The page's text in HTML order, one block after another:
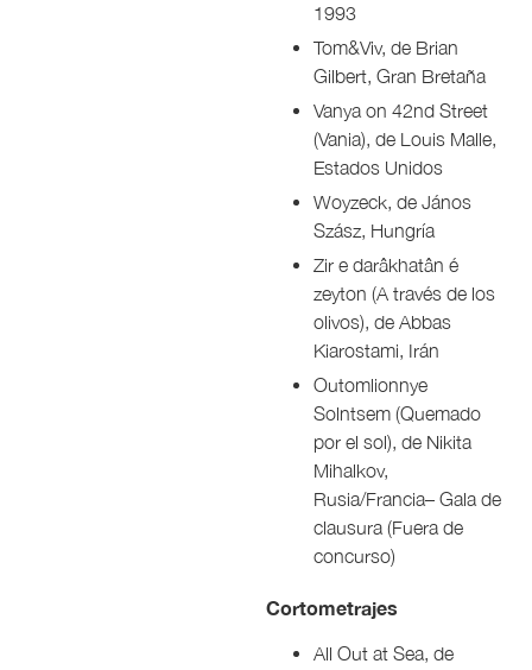
1993
Tom&Viv, de Brian
Gilbert, Gran Bretaña
Vanya on 42nd Street
(Vania), de Louis Malle,
Estados Unidos
Woyzeck, de János
Szász, Hungría
Zir e darâkhatân é
zeyton (A través de los
olivos), de Abbas
Kiarostami, Irán
Outomlionnye
Solntsem (Quemado
por el sol), de Nikita
Mihalkov,
Rusia/Francia– Gala de
clausura (Fuera de
concurso)
Cortometrajes
All Out at Sea, de